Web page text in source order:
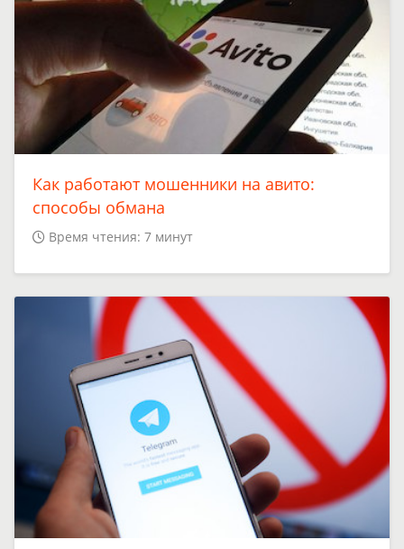
Как работают мошенники на авито:
способы обмана
Время чтения: 7 минут